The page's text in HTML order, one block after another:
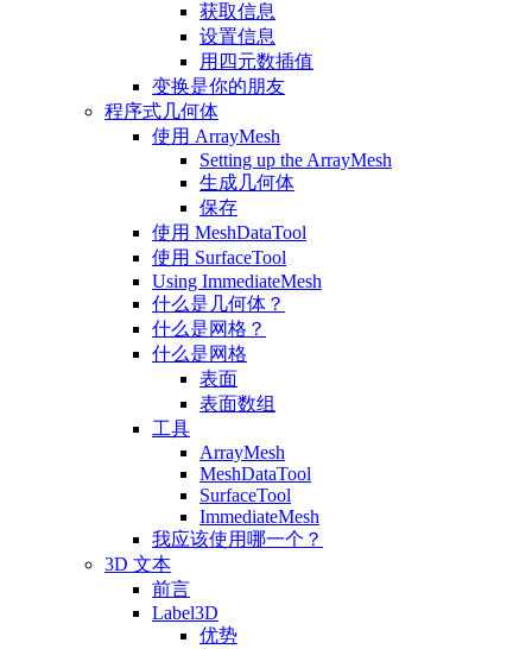
获取信息
设置信息
用四元数插值
变换是你的朋友
程序式几何体
使用 ArrayMesh
Setting up the ArrayMesh
生成几何体
保存
使用 MeshDataTool
使用 SurfaceTool
Using ImmediateMesh
什么是几何体？
什么是网格？
什么是网格
表面
表面数组
工具
ArrayMesh
MeshDataTool
SurfaceTool
ImmediateMesh
我应该使用哪一个？
3D 文本
前言
Label3D
优势